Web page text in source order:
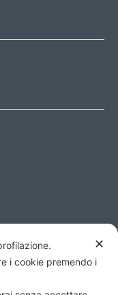
✕
i cookie premendo i